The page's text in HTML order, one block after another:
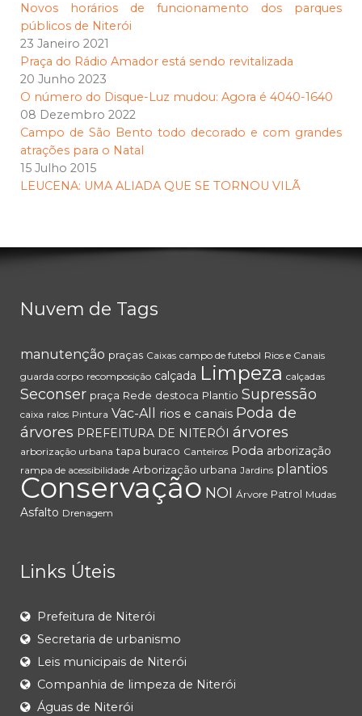
Novos horários de funcionamento dos parques
públicos de Niterói
23 Janeiro 2021
Praça do Rádio Amador está sendo revitalizada
20 Junho 2023
O número do Disque-Luz mudou: Agora é 4040-1640
08 Dezembro 2022
Campo de São Bento todo decorado e com grandes
atrações para o Natal
15 Julho 2015
LEUCENA: UMA ALIADA QUE SE TORNOU VILÃ
Nuvem de Tags
manutenção praças Caixas campo de futebol Rios e Canais
guarda corpo recomposição calçada Limpeza calçadas
Seconser praça Rede destoca Plantio Supressão
caixa ralos Pintura Vac-All rios e canais Poda de
árvores PREFEITURA DE NITERÓI árvores
arborização urbana tapa buraco Canteiros Poda arborização
rampa de acessibilidade Arborização urbana Jardins plantios
Conservação NOI Árvore Patrol Mudas
Asfalto Drenagem
Links Úteis
Prefeitura de Niterói
Secretaria de urbanismo
Leis municipais de Niterói
Companhia de limpeza de Niterói
Águas de Niterói